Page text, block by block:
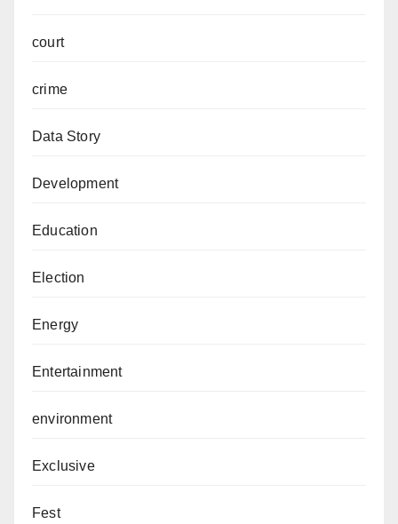
court
crime
Data Story
Development
Education
Election
Energy
Entertainment
environment
Exclusive
Fest